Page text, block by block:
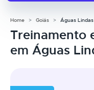
Home Goiás Águas
Treinamento
em Águas